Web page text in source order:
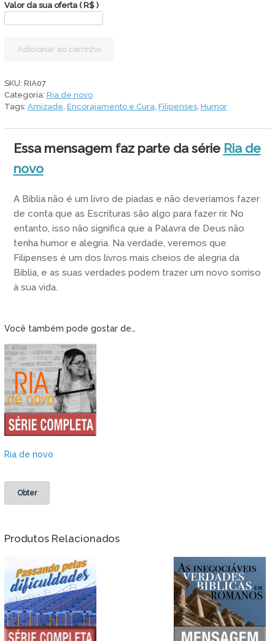
Valor da sua oferta ( R$ )
tornam
alegre
quantidade
Adicionar ao carrinho
SKU: RIA07
Categoria: Ria de novo
Tags: Amizade Encorajamento e Cura Filipenses, Humor
Essa mensagem faz parte da série Ria de
novo
A Bíblia não é um livro de piadas e não deveríamos fazer
de conta que as Escrituras são algo para fazer rir. No
entanto, isso não significa que a Palavra de Deus não
tenha humor e alegria. Na verdade, veremos que
Filipenses é um dos livros mais cheios de alegria da
Bíblia, e as suas verdades podem trazer um novo sorriso
à sua vida.
Você também pode gostar de…
Ria de novo
Obter
Produtos Relacionados